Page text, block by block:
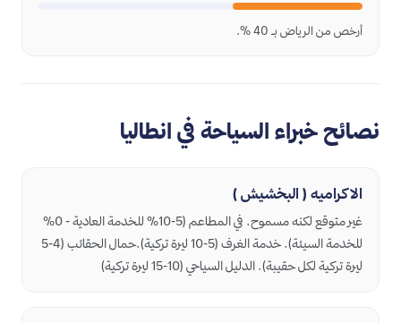
أرخص من الرياض بـ 40 %.
نصائح خبراء السياحة في انطاليا
الاكراميه ( البخشيش )
غير متوقع لكنه مسموح. في المطاعم (5-10% للخدمة العادية - 0%
للخدمة السيئة). خدمة الغرف (5-10 ليرة تركية).حمال الحقائب (4-5
ليرة تركية لكل حقيبة). الدليل السياحي (10-15 ليرة تركية)